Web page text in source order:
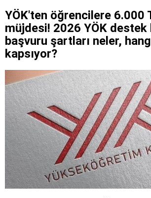
YÖK'ten öğrencilere 6.000
müjdesi! 2026 YÖK destek
başvuru şartları neler,
kapsıyor?